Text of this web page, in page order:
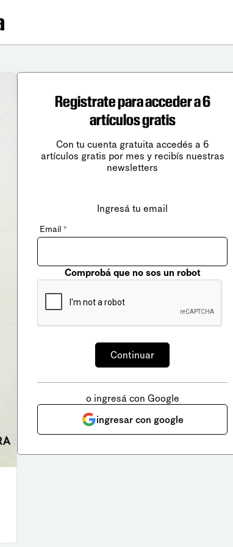
Registrate para acceder a 6
artículos gratis
Con tu cuenta gratuita accedés a 6
artículos gratis por mes y recibís nuestras
newsletters
Ingresá tu email
Email *
Comprobá que no sos un robot
o ingresá con Google
ingresar con google